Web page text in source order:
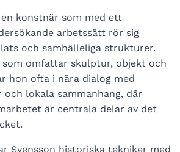
konstnär som med ett
arbetssätt rör sig
och samhälleliga strukturer.
som omfattar skulptur, objekt och
hon ofta i nära dialog med
och lokala sammanhang, där
är centrala delar av det
Svensson historiska tekniker med